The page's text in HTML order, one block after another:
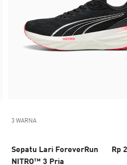
3 WARNA
Sepatu Lari ForeverRun
NITRO™ 3 Pria
Rp